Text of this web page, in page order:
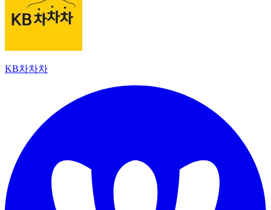
KB차차차